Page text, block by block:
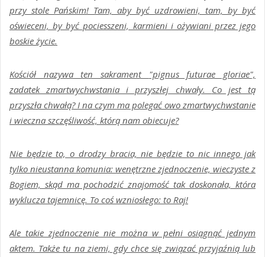
przy stole Pańskim! Tam, aby być uzdrowieni, tam, by być
oświeceni, by być pociesszeni, karmieni i ożywiani przez jego
boskie życie.
Kościół nazywa ten sakrament "pignus futurae gloriae",
zadatek zmartwychwstania i przyszłej chwały. Co jest tą
przyszła chwałą? I na czym ma polegać owo zmartwychwstanie
i wieczna szczęśliwość, którą nam obiecuje?
Nie będzie to, o drodzy bracia, nie będzie to nic innego jak
tylko nieustanna komunia: wenętrzne zjednoczenie, wieczyste z
Bogiem, skąd ma pochodzić znajomość tak doskonała, która
wyklucza tajemnicę. To coś wzniosłego: to Raj!
Ale takie zjednoczenie nie można w pełni osiągnąć jednym
aktem. Także tu na ziemi, gdy chce się związać przyjaźnią lub